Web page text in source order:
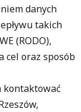
danych
takich
(RODO),
cel oraz sposób
kontaktować